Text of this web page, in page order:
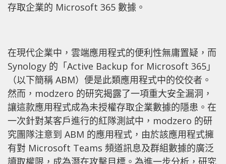
存取企業的 Microsoft 365 數據。
在現代企業中，雲端應用程式的便利性無庸置疑，而
Synology 的「Active Backup for Microsoft 365」
（以下簡稱 ABM）便是此類應用程式中的佼佼者。
然而，modzero 的研究揭露了一項重大安全漏洞，
讓這款應用程式成為未授權存取企業數據的隱患。在
一次針對某客戶進行的紅隊測試中，modzero 的研
究團隊注意到 ABM 的應用程式，由於該應用程式擁
有對 Microsoft Teams 頻道訊息及群組數據的廣泛
讀取權限，成為潛在攻擊目標。為進一步分析，研究